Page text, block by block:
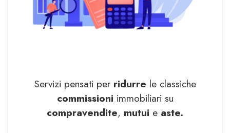
Servizi pensati perridurre le classiche
commissioni immobiliari su
compravendite, mutui e aste.